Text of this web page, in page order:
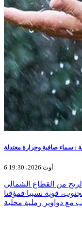
: سماء صافية وحرارة معتدلة
6 أوت 2026، 19:30
من القطاع الشمالي
قوية نسبيا فمؤقتا